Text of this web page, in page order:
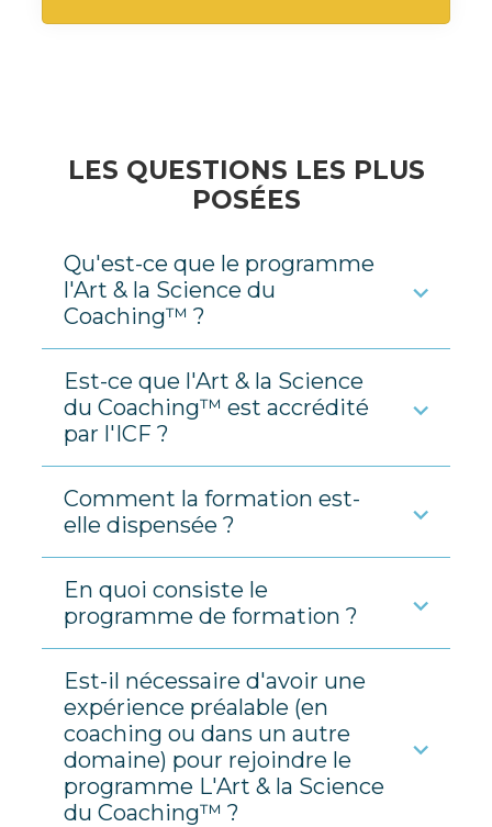
LES QUESTIONS LES PLUS
POSÉES
Qu'est-ce que le programme
l'Art & la Science du
Coaching™ ?
Est-ce que l'Art & la Science
du Coaching™ est accrédité
par l'ICF ?
Comment la formation est-
elle dispensée ?
En quoi consiste le
programme de formation ?
Est-il nécessaire d'avoir une
expérience préalable (en
coaching ou dans un autre
domaine) pour rejoindre le
programme L'Art & la Science
du Coaching™ ?